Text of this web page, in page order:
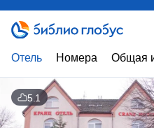
Отель Номера Общая
5.1